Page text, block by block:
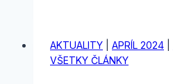
AKTUALITY APRÍL 2024
VŠETKY ČLÁNKY